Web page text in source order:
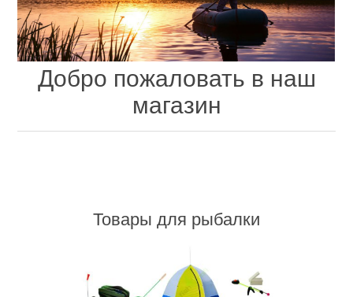
Контакты
Личный кабинет
Добро пожаловать в наш
магазин
Товары для рыбалки